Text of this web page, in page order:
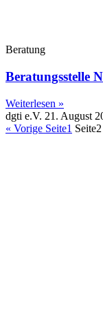
Beratung
Beratungsstelle
Weiterlesen »
dgti e.V. 21. August
« Vorige Seite1 Seite2